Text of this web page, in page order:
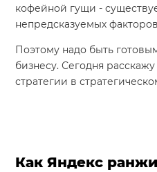
кофейной гущи -
непредсказуемых
Поэтому надо быть
бизнесу. Сегодня
стратегии в
Как Яндекс